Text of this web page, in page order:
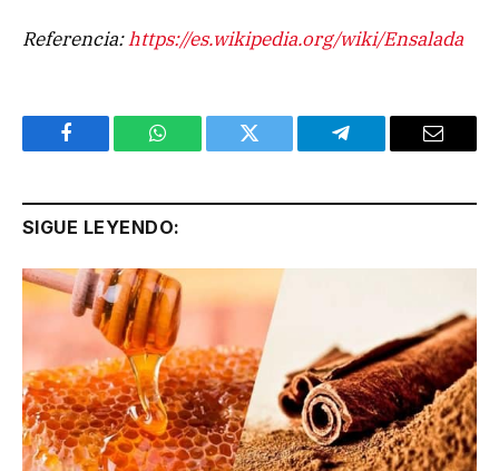
Referencia:https://es.wikipedia.org/wiki/Ensalada
Facebook WhatsApp Twitter Telegram Email
SIGUE LEYENDO: